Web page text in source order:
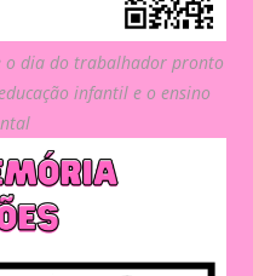
o dia do trabalhador pronto
infantil e o ensino